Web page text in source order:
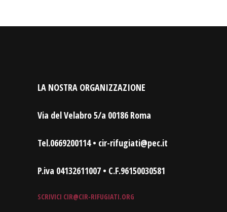
LA NOSTRA ORGANIZZAZIONE
Via del Velabro 5/a 00186 Roma
Tel.0669200114 • cir-rifugiati@pec.it
P.iva 04132611007 • C.F.96150030581
SCRIVICI CIR@CIR-RIFUGIATI.ORG